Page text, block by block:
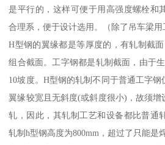
是平行的，这样可便于用高强度螺栓和
合理系，便于设计选用。（除了吊车梁用
H型钢的翼缘都是等厚度的，有轧制截
组合截面。工字钢都是轧制截面，由于
10坡度。H型钢的轧制不同于普通工字
翼缘较宽且无斜度(或斜度很小)，故须
轧，因此，其轧制工艺和设备都比普通
轧制h型钢高度为800mm，超过了只能是